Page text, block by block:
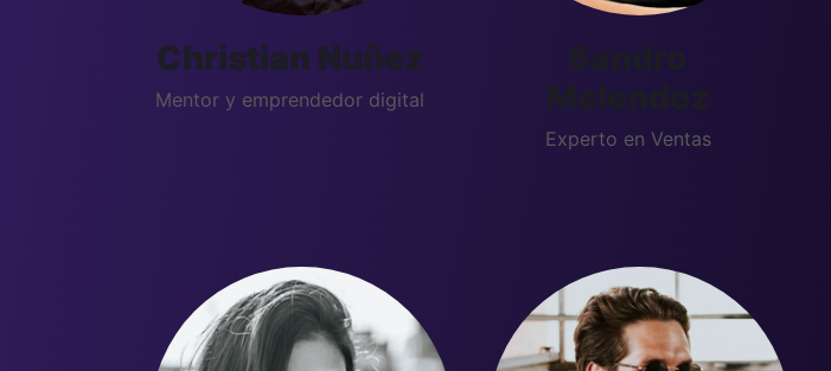
Christian Nuñez
Mentor y emprendedor digital
Sandro
Melendez
Experto en Ventas